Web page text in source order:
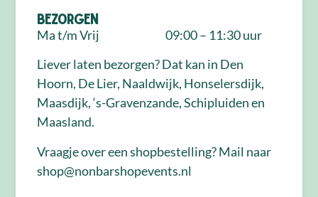
Bezorgen
Ma t/m Vrij
09:00 – 11:30 uur
Liever laten bezorgen? Dat kan in Den
Hoorn, De Lier, Naaldwijk, Honselersdijk,
Maasdijk, ‘s-Gravenzande, Schipluiden en
Maasland.
Vraagje over een shopbestelling? Mail naar
shop@nonbarshopevents.nl